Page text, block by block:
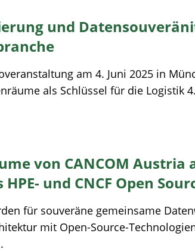
und
am 4. Juni 2025 in
als Schlüssel für die
von CANCOM Austria
HPE- und CNCF Open
für souveräne gemeinsame
mit Open-Source-